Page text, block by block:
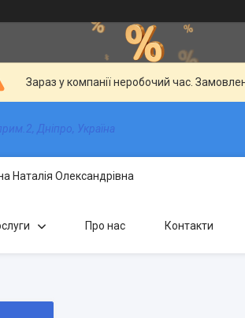
Зараз у компанії неробочий час.
Дніпро, Україна
Наталія Олександрівна
Про нас Контакти